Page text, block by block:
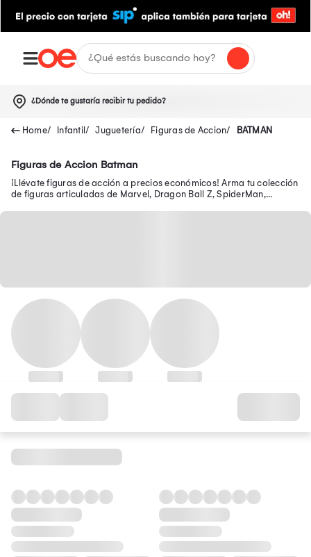
¿Dónde te gustaría recibir tu pedido?
Infantil Juguetería Figuras de Accion BATMAN
Figuras de Accion Batman
¡Llévate figuras de acción a precios económicos! Arma tu colección
de figuras articuladas de Marvel, Dragon Ball Z, SpiderMan,